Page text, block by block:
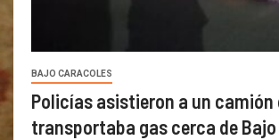
BAJO CARACOLES
Policías asistieron a un camión
transportaba gas cerca de